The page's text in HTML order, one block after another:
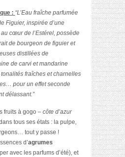
: “L’Eau fraîche parfumée
Figuier, inspirée d’une
cœur de l’Estérel, possède
de bourgeon de figuier et
distillées de
de carvi et mandarine
tonalités fraîches et charnelles
pour un effet seconde
délassant.”
fruits à gogo – côte d’azur
tous ses états : la pulpe,
tout y passe !
d’agrumes
avec les parfums d’été), et